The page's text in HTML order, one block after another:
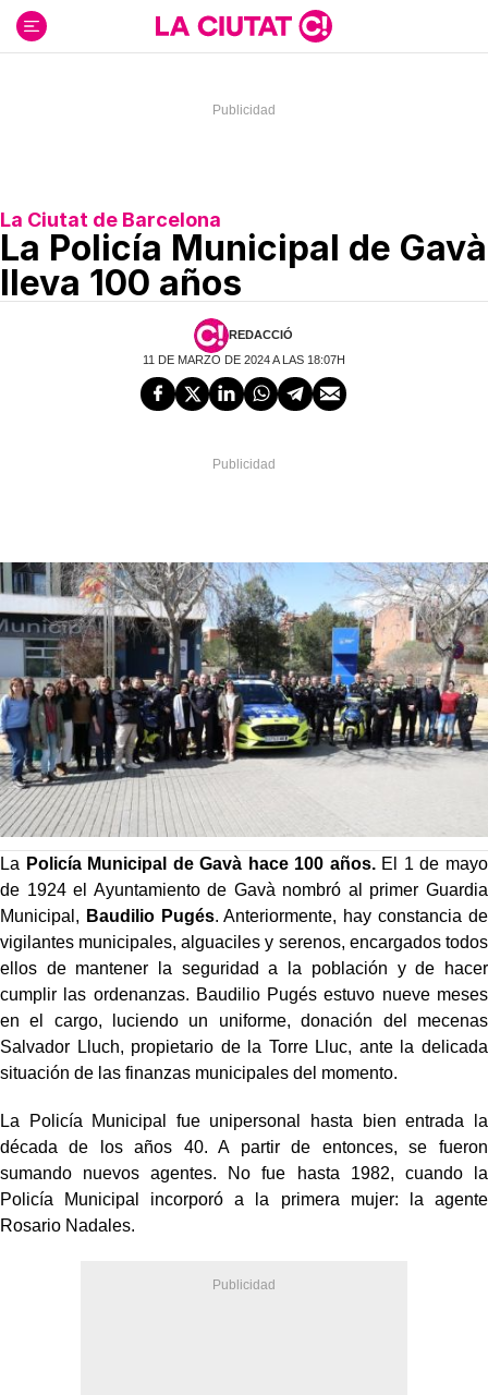
contenido
La Ciutat de Barcelona
La Policía Municipal de Gavà
lleva 100 años
REDACCIÓ
11 DE MARZO DE 2024 A LAS 18:07H
La Policía Municipal de Gavà hace 100 años.El 1 de mayo
de 1924 el Ayuntamiento de Gavà nombró al primer Guardia
Municipal, Baudilio Pugés. Anteriormente, hay constancia de
vigilantes municipales, alguaciles y serenos, encargados todos
ellos de mantener la seguridad a la población y de hacer
cumplir las ordenanzas. Baudilio Pugés estuvo nueve meses
en el cargo, luciendo un uniforme, donación del mecenas
Salvador Lluch, propietario de la Torre Lluc, ante la delicada
situación de las finanzas municipales del momento.
La Policía Municipal fue unipersonal hasta bien entrada la
década de los años 40. A partir de entonces, se fueron
sumando nuevos agentes. No fue hasta 1982, cuando la
Policía Municipal incorporó a la primera mujer: la agente
Rosario Nadales.